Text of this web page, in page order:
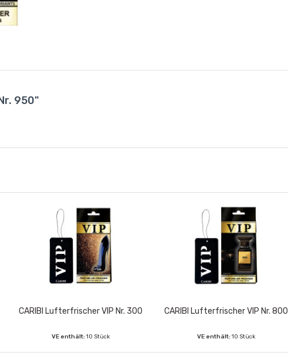
950"
CARIBI Lufterfrischer VIP Nr. 300
VE enthält:10 Stück
CARIBI Lufterfrischer VIP Nr. 800
VE enthält:10 Stück